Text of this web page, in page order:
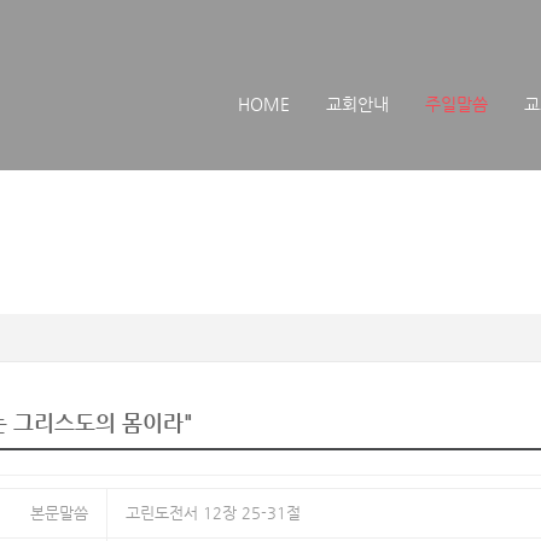
HOME 교회안내 주일말씀
그리스도의 몸이라"
본문말씀 고린도전서 12장 25-31절